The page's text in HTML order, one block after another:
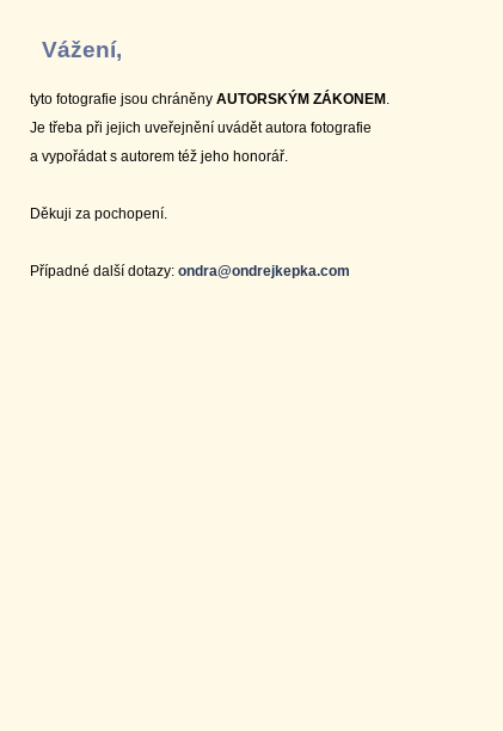
Vážení,
tyto fotografie jsou chráněny AUTORSKÝM ZÁKONEM .
Je třeba při jejich uveřejnění uvádět autora fotografie
a vypořádat s autorem též jeho honorář.
Děkuji za pochopení.
Případné další dotazy: ondra@ondrejkepka.com